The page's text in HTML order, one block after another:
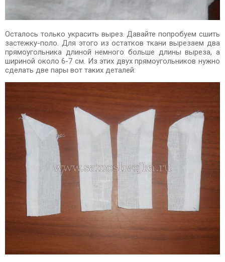
Осталось только украсить вырез. Давайте попробуем сшить
застежку-поло. Для этого из остатков ткани вырезаем два
прямоугольника длиной немного больше длины выреза, а
шириной около 6-7 см. Из этих двух прямоугольников нужно
сделать две пары вот таких деталей: